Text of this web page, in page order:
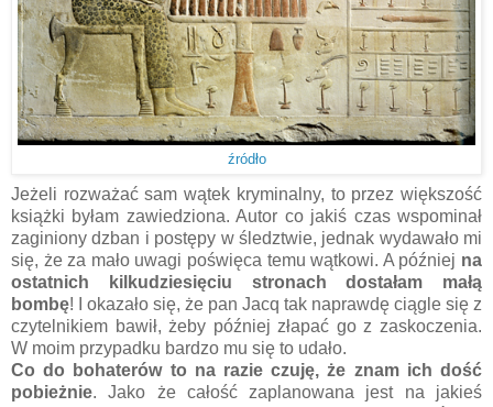
źródło
Jeżeli rozważać sam wątek kryminalny, to przez większość
książki byłam zawiedziona. Autor co jakiś czas wspominał
zaginiony dzban i postępy w śledztwie, jednak wydawało mi
się, że za mało uwagi poświęca temu wątkowi. A później na
ostatnich kilkudziesięciu stronach dostałam małą
bombę! I okazało się, że pan Jacq tak naprawdę ciągle się z
czytelnikiem bawił, żeby później złapać go z zaskoczenia.
W moim przypadku bardzo mu się to udało.
Co do bohaterów to na razie czuję, że znam ich dość
pobieżnie. Jako że całość zaplanowana jest na jakieś